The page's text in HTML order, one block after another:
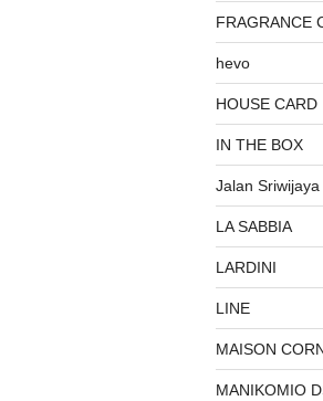
FRAGRANCE
hevo
HOUSE CARD
IN THE BOX
Jalan Sriwijaya
LA SABBIA
LARDINI
LINE
MAISON
MANIKOMIO